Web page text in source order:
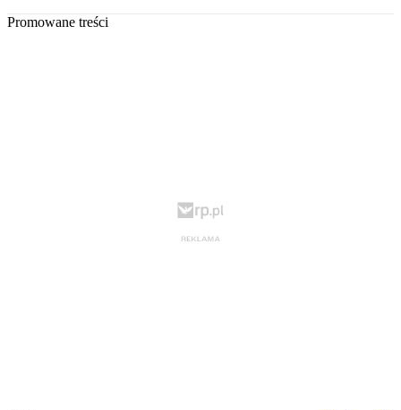
Promowane treści